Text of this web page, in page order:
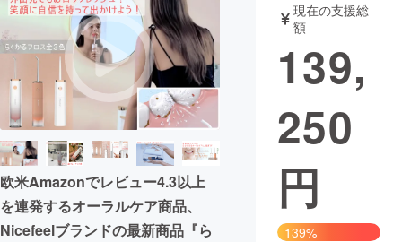
テクノロジー・ガジェット
映像・映画 書籍・雑誌
ビジネス・起業 チャレンジ
まちづくり・地域活性化
CAMPFIRE for Social Good
CAMPFIRE Creation
欧米Amazonでレビュー4.3以上
を連発するオーラルケア商品、
Nicefeelブランドの最新商品『ら
現在の支援総
額
139,
250
円
139%